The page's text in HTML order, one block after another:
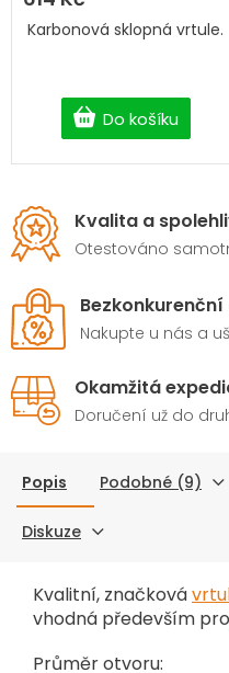
Do košíku
Karbonová sklopná vrtule.
Kvalita a
Otestováno
Bezkonkurenční
Nakupte u nás a
Okamžitá
Doručení už do
Popis Podobné (9)
Diskuze
Kvalitní, značková
vhodná především pro
Průměr otvoru: